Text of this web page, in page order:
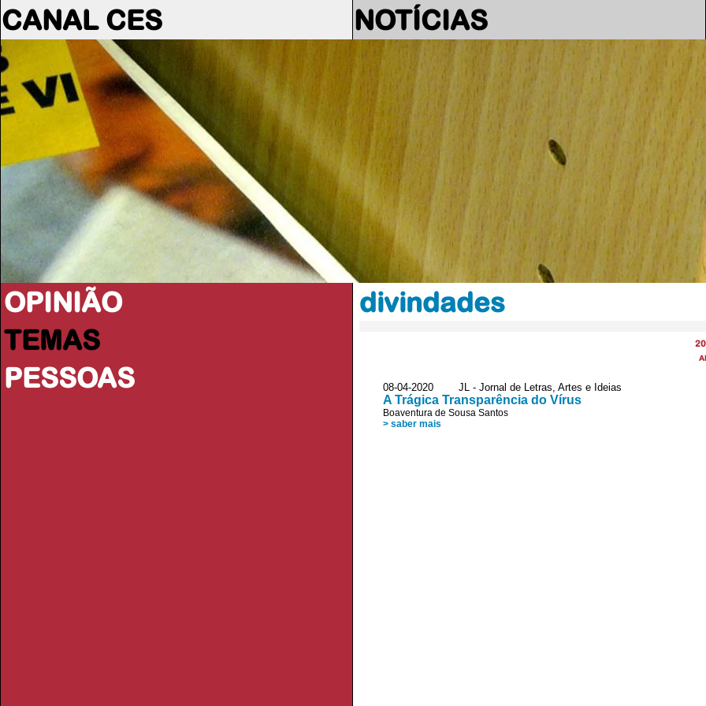
CANAL CES NOTÍCIAS
OPINIÃO
TEMAS
PESSOAS
divindades
08-04-2020 JL - Jornal de Letras, Artes e Ideias
A Trágica Transparência do Vírus
Boaventura de Sousa Santos
> saber mais